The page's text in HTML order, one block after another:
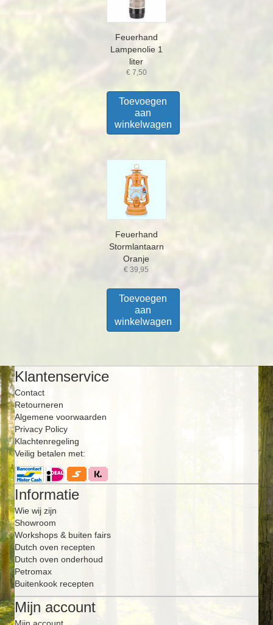
Feuerhand
Lampenolie 1
liter
€7,50
Toevoegen
aan
winkelwagen
Feuerhand
Stormlantaarn
Oranje
€ 39,95
Toevoegen
aan
winkelwagen
Klantenservice
Contact
Retourneren
Algemene voorwaarden
Privacy Policy
Klachtenregeling
Veilig betalen met:
Informatie
Wie wij zijn
Showroom
Workshops & buiten fairs
Dutch oven recepten
Dutch oven onderhoud
Petromax
Buitenkook recepten
Mijn account